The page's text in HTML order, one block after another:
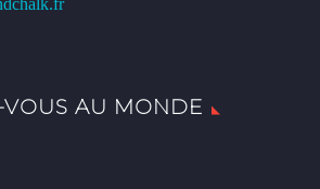
AU MONDE